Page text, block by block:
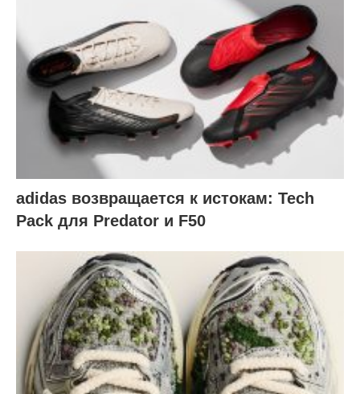
adidas возвращается к истокам: Tech
Pack для Predator и F50